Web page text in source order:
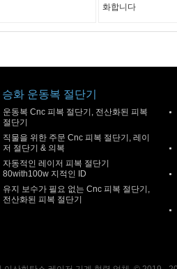
화합니다
승화 운동복 절단기
운동복 Cnc 피복 절단기, 전산화된 피복
절단기
직물을 위한 주문 Cnc 피복 절단기, 레이
저 절단기 & 의복
자동적인 레이저 피복 절단기
80with100w 지적인 ID
유지 보수가 필요 없는 Cnc 피복 절단기,
전산화된 피복 절단기